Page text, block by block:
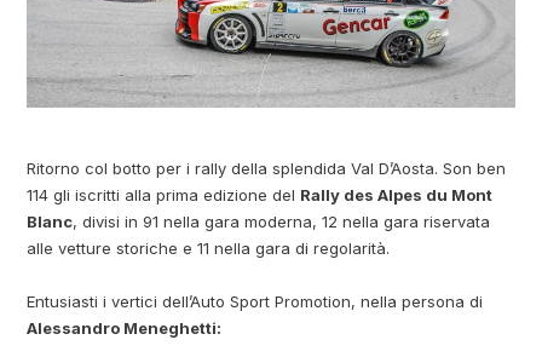
Ritorno col botto per i rally della splendida Val D’Aosta. Son ben
114 gli iscritti alla prima edizione del Rally des Alpes du Mont
Blanc, divisi in 91 nella gara moderna, 12 nella gara riservata
alle vetture storiche e 11 nella gara di regolarità.
Entusiasti i vertici dell’Auto Sport Promotion, nella persona di
Alessandro Meneghetti: